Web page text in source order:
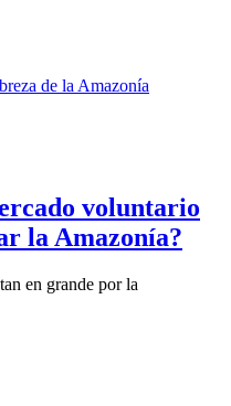
voluntario
la Amazonía?
en grande por la